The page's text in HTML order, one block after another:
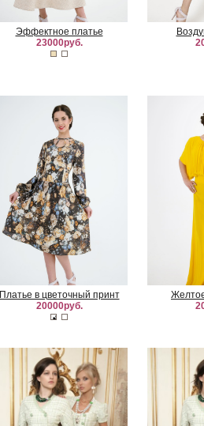
Эффектное платье
23000руб.
Платье в цветочный принт
20000руб.